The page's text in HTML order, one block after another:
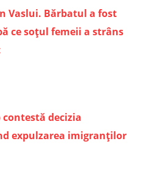
Vaslui. Bărbatul a fost
ce soțul femeii a strâns
decizia
expulzarea imigranților